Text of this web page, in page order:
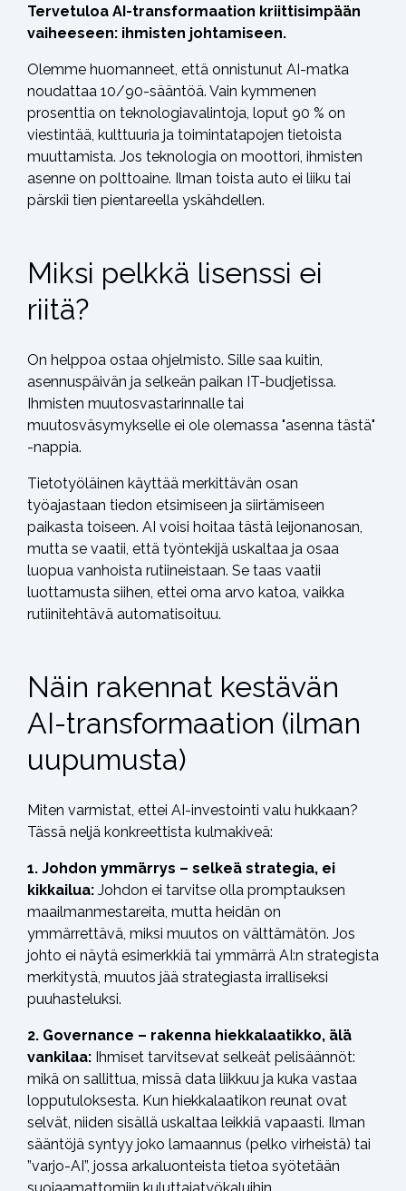
Tervetuloa AI-transformaation kriittisimpään
vaiheeseen: ihmisten johtamiseen.
Olemme huomanneet, että onnistunut AI-matka
noudattaa 10/90-sääntöä. Vain kymmenen
prosenttia on teknologiavalintoja, loput 90 % on
viestintää, kulttuuria ja toimintatapojen tietoista
muuttamista. Jos teknologia on moottori, ihmisten
asenne on polttoaine. Ilman toista auto ei liiku tai
pärskii tien pientareella yskähdellen.
Miksi pelkkä lisenssi ei
riitä?
On helppoa ostaa ohjelmisto. Sille saa kuitin,
asennuspäivän ja selkeän paikan IT-budjetissa.
Ihmisten muutosvastarinnalle tai
muutosväsymykselle ei ole olemassa "asenna tästä"
-nappia.
Tietotyöläinen käyttää merkittävän osan
työajastaan tiedon etsimiseen ja siirtämiseen
paikasta toiseen. AI voisi hoitaa tästä leijonanosan,
mutta se vaatii, että työntekijä uskaltaa ja osaa
luopua vanhoista rutiineistaan. Se taas vaatii
luottamusta siihen, ettei oma arvo katoa, vaikka
rutiinitehtävä automatisoituu.
Näin rakennat kestävän
AI-transformaation (ilman
uupumusta)
Miten varmistat, ettei AI-investointi valu hukkaan?
Tässä neljä konkreettista kulmakiveä:
1. Johdon ymmärrys – selkeä strategia, ei
kikkailua: Johdon ei tarvitse olla promptauksen
maailmanmestareita, mutta heidän on
ymmärrettävä, miksi muutos on välttämätön. Jos
johto ei näytä esimerkkiä tai ymmärrä AI:n strategista
merkitystä, muutos jää strategiasta irralliseksi
puuhasteluksi.
2. Governance – rakenna hiekkalaatikko, älä
vankilaa: Ihmiset tarvitsevat selkeät pelisäännöt:
mikä on sallittua, missä data liikkuu ja kuka vastaa
lopputuloksesta. Kun hiekkalaatikon reunat ovat
selvät, niiden sisällä uskaltaa leikkiä vapaasti. Ilman
sääntöjä syntyy joko lamaannus (pelko virheistä) tai
”varjo-AI”, jossa arkaluonteista tietoa syötetään